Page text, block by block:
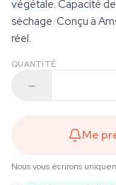
végétale. Capacité
séchage. Conçu à
réel.
QUANTITÉ
Me
Nous vous écrirons